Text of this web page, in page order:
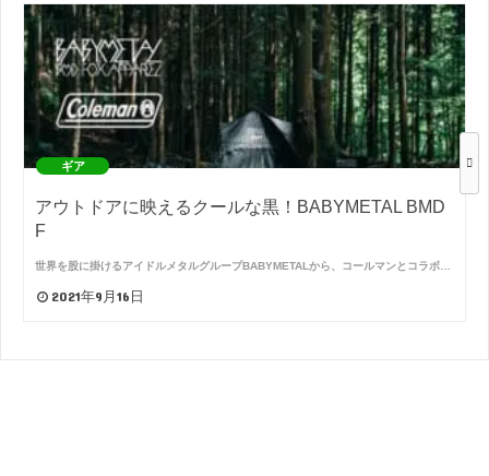
ギア
アウトドアに映えるクールな黒！BABYMETAL BMD
F
世界を股に掛けるアイドルメタルグループBABYMETALから、コールマンとコラボ…
2021年9月16日